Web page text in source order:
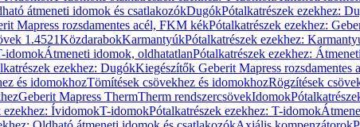
átmeneti idomok és csatlakozókDugókPótalkatrészek ezekhez:
Mapress rozsdamentes acél, FKM kékPótalkatrészek ezekhez:
1.4521KözdarabokKarmantyúkPótalkatrészek ezekhez:
idomokÁtmeneti idomok, oldhatatlanPótalkatrészek ezekhez:
ezekhez: DugókKiegészítők Geberit Mapress rozsdamentes
és idomokhozTömítések csövekhez és idomokhozRögzítések
Geberit Mapress ThermTherm rendszercsövekIdomok
ezekhez: ÍvidomokT-idomokPótalkatrészek ezekhez: T-idomok